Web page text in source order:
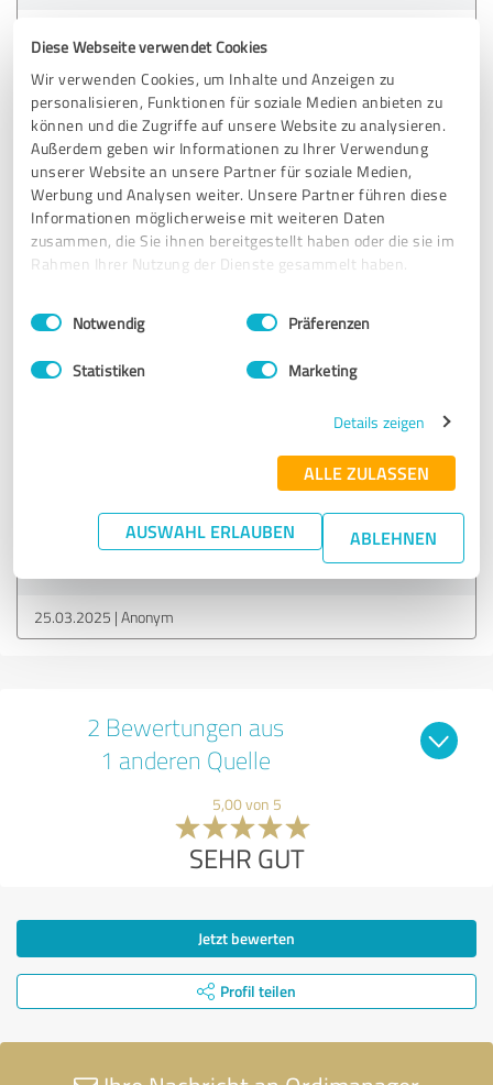
Diese Webseite verwendet Cookies
Wir verwenden Cookies, um Inhalte und Anzeigen zu
personalisieren, Funktionen für soziale Medien anbieten zu
können und die Zugriffe auf unsere Website zu analysieren.
Außerdem geben wir Informationen zu Ihrer Verwendung
unserer Website an unsere Partner für soziale Medien,
Werbung und Analysen weiter. Unsere Partner führen diese
Informationen möglicherweise mit weiteren Daten
zusammen, die Sie ihnen bereitgestellt haben oder die sie im
Rahmen Ihrer Nutzung der Dienste gesammelt haben.
Impressum Datenschutzbestimmungen
Einwilligungsauswahl
Notwendig Präferenzen
Statistiken Marketing
Details zeigen
ALLE ZULASSEN
AUSWAHL ERLAUBEN ABLEHNEN
5,00 von 5
SEHR GUT Empfehlung
Bewertung zu:
Erfahrung
21.05.2025 Anonym
Empfehlung
Bewertung zu:
25.03.2025 Anonym
2 Bewertungen aus
1 anderen Quelle
5,00 von 5
SEHR GUT
Jetzt bewerten
Profil teilen